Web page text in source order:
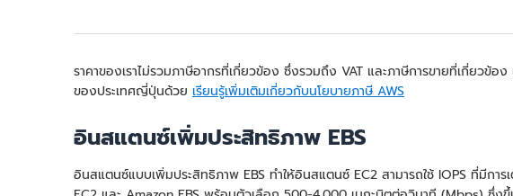
ราคาของเราไม่รวมภาษีอากรที่เกี่ยวข้อง ซึ่งรวมถึง VAT และภาษีการขายที่เกี่ยวข้
ของประเทศญี่ปุ่นด้วย เรียนรู้เพิ่มเติมเกี่ยวกับนโยบายภาษี AWS
อินสแตนซ์เพิ่มประสิทธิภาพ EBS
อินสแตนซ์แบบเพิ่มประสิทธิภาพ EBS ทำให้อินสแตนซ์ EC2 สามารถใช้ IOPS ที่มีก